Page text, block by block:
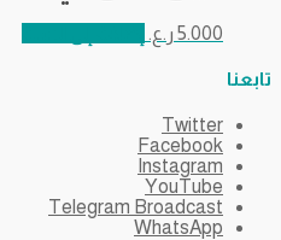
5.000 ر.ع.
تابعنا
Twitter
Facebook
Instagram
YouTube
Telegram Broadcast
WhatsApp